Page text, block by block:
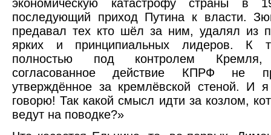
экономическую катастрофу страны в
последующий приход Путина к власти.
предавал тех кто шёл за ним, удалял из
ярких и принципиальных лидеров. К
полностью под контролем
согласованное действие КПРФ не
утверждённое за кремлёвской стеной. И
говорю! Так какой смысл идти за козлом,
ведут на поводке?»